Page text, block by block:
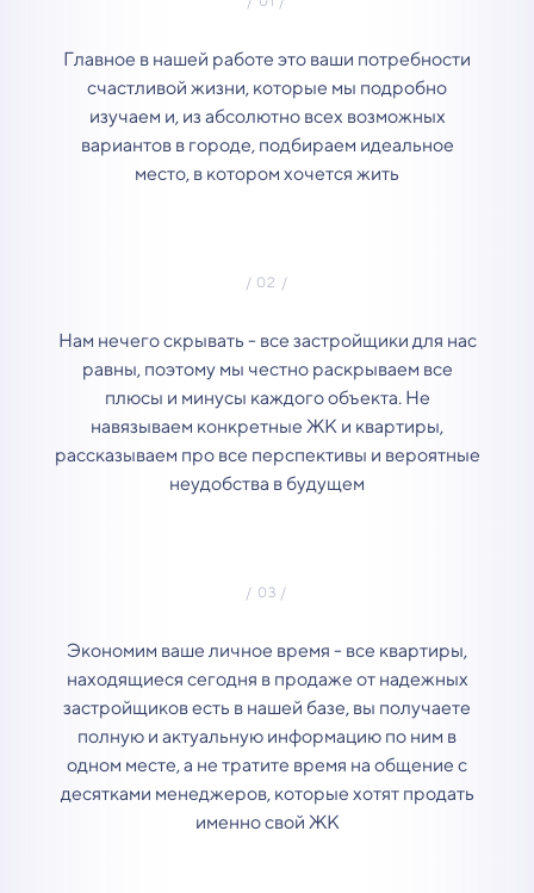
Главное в нашей работе это ваши потребности
счастливой жизни, которые мы подробно
изучаем и, из абсолютно всех возможных
вариантов в городе, подбираем идеальное
место, в котором хочется жить
Нам нечего скрывать - все застройщики для нас
равны, поэтому мы честно раскрываем все
плюсы и минусы каждого объекта. Не
навязываем конкретные ЖК и квартиры,
рассказываем про все перспективы и вероятные
неудобства в будущем
Экономим ваше личное время - все квартиры,
находящиеся сегодня в продаже от надежных
застройщиков есть в нашей базе, вы получаете
полную и актуальную информацию по ним в
одном месте, а не тратите время на общение с
десятками менеджеров, которые хотят продать
именно свой ЖК